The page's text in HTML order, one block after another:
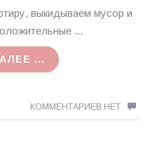
выкидываем мусор и
...
...
КОММЕНТАРИЕВ НЕТ